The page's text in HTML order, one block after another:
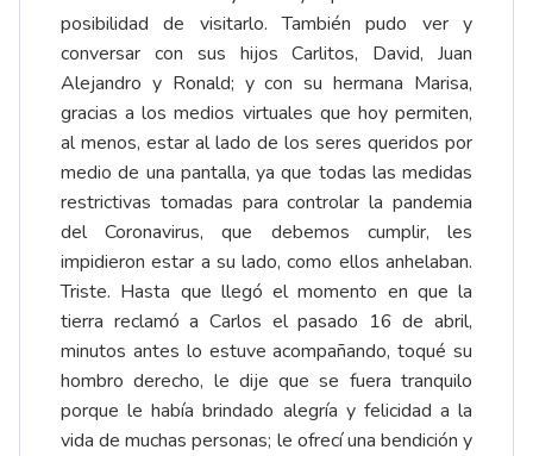
posibilidad de visitarlo. También pudo ver y
conversar con sus hijos Carlitos, David, Juan
Alejandro y Ronald; y con su hermana Marisa,
gracias a los medios virtuales que hoy permiten,
al menos, estar al lado de los seres queridos por
medio de una pantalla, ya que todas las medidas
restrictivas tomadas para controlar la pandemia
del Coronavirus, que debemos cumplir, les
impidieron estar a su lado, como ellos anhelaban.
Triste. Hasta que llegó el momento en que la
tierra reclamó a Carlos el pasado 16 de abril,
minutos antes lo estuve acompañando, toqué su
hombro derecho, le dije que se fuera tranquilo
porque le había brindado alegría y felicidad a la
vida de muchas personas; le ofrecí una bendición y